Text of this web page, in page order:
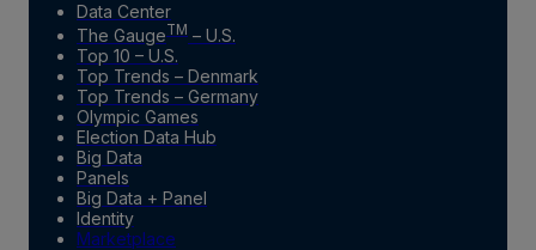
Data Center
The GaugeTM – U.S.
Top 10 – U.S.
Top Trends – Denmark
Top Trends – Germany
Olympic Games
Election Data Hub
Big Data
Panels
Big Data + Panel
Identity
Marketplace